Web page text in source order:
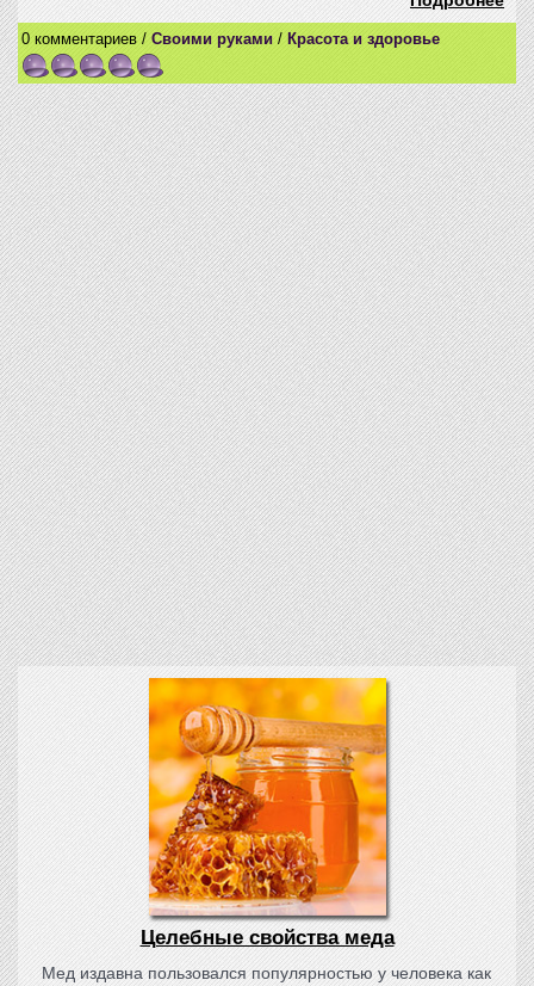
0 комментариев / Своими руками / Красота и здоровье
Целебные свойства меда
Мед издавна пользовался популярностью у человека как